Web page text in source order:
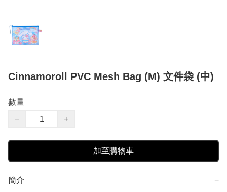
Cinnamoroll PVC Mesh Bag (M) 文件袋 (中)
數量
−
+
加至購物車
簡介 −